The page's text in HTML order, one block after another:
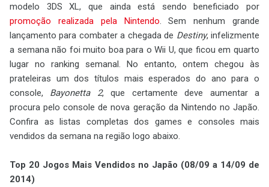
modelo 3DS XL, que ainda está sendo beneficiado por
promoção realizada pela Nintendo . Sem nenhum grande
lançamento para combater a chegada de Destiny, infelizmente
a semana não foi muito boa para o Wii U, que ficou em quarto
lugar no ranking semanal. No entanto, ontem chegou às
prateleiras um dos títulos mais esperados do ano para o
console, Bayonetta 2, que certamente deve aumentar a
procura pelo console de nova geração da Nintendo no Japão.
Confira as listas completas dos games e consoles mais
vendidos da semana na região logo abaixo.
Top 20 Jogos Mais Vendidos no Japão (08/09 a 14/09 de
2014)